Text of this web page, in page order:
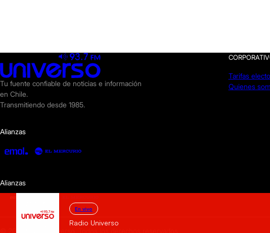
En vivo
Radio Universo
Tu fuente confiable de noticias e información
en Chile.
Transmitiendo desde 1985.
Alianzas
Tarifas
Quienes
Alianzas